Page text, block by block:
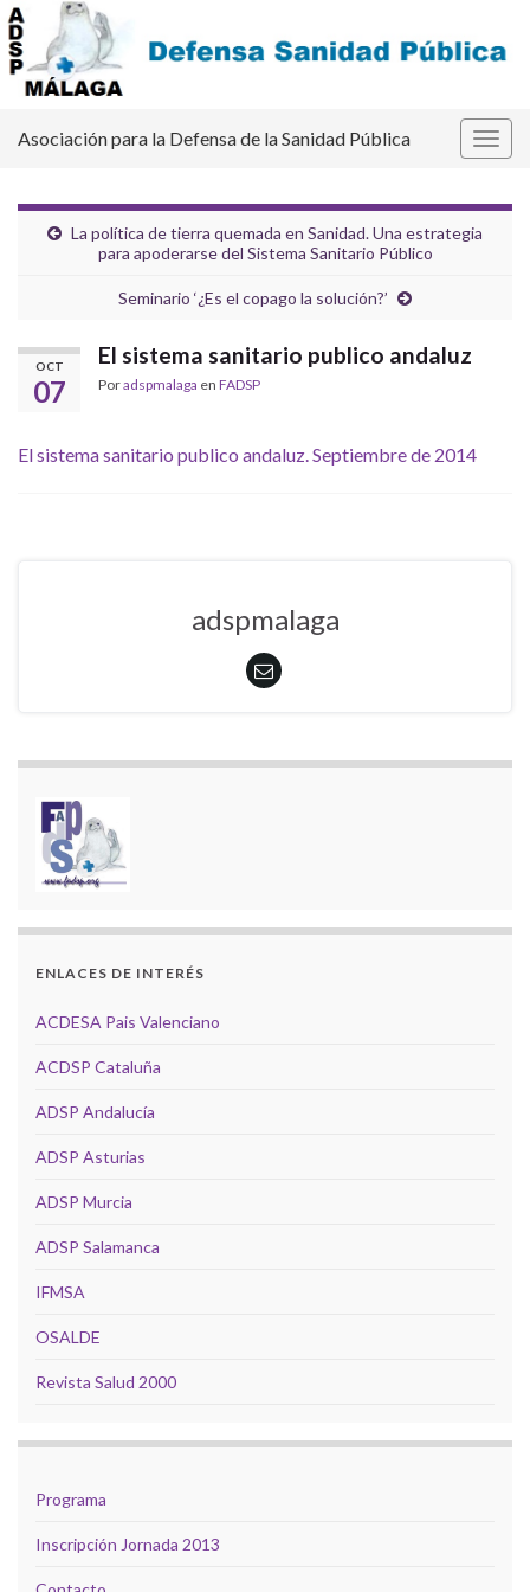
Asociación para la Defensa de la Sanidad Pública
La política de tierra quemada en Sanidad. Una estrategia
para apoderarse del Sistema Sanitario Público
Seminario ‘¿Es el copago la solución?’
OCT
07
El sistema sanitario publico andaluz
Poradspmalaga en FADSP
El sistema sanitario publico andaluz. Septiembre de 2014
adspmalaga
ENLACES DE INTERÉS
ACDESA Pais Valenciano
ACDSP Cataluña
ADSP Andalucía
ADSP Asturias
ADSP Murcia
ADSP Salamanca
IFMSA
OSALDE
Revista Salud 2000
Programa
Inscripción Jornada 2013